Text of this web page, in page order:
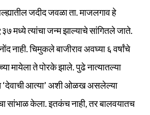
जदीद जवळा ता. माजलगाव हे
मध्ये त्यांचा जन्म झाल्याचे सांगितले जाते.
नाही. चिमुकले बाजीराव अवघ्या ६ वर्षांचे
मायेला ते पोरके झाले. पुढे नात्यातल्या
‘देवाची आत्या’ अशी ओळख असलेल्या
सांभाळ केला. इतकंच नाही, तर बालवयातच